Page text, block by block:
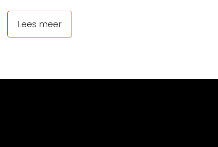
Lees meer